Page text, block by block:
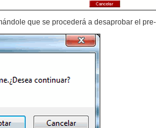
que se procederá a desaprobar el